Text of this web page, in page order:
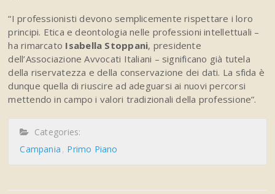
“I professionisti devono semplicemente rispettare i loro
principi. Etica e deontologia nelle professioni intellettuali –
ha rimarcato Isabella Stoppani, presidente
dell’Associazione Avvocati Italiani – significano già tutela
della riservatezza e della conservazione dei dati. La sfida è
dunque quella di riuscire ad adeguarsi ai nuovi percorsi
mettendo in campo i valori tradizionali della professione”.
Categories:
Campania
Primo Piano